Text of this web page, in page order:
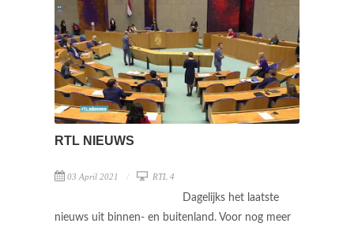
RTL NIEUWS
03 April 2021 RTL 4
Dagelijks het laatste
nieuws uit binnen- en buitenland. Voor nog meer